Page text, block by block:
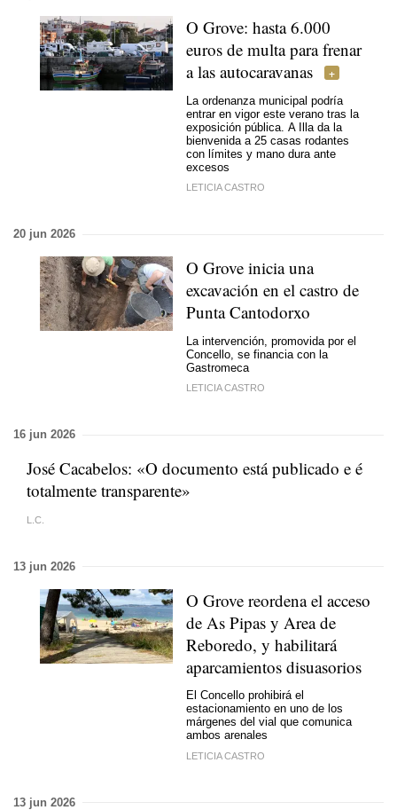
O Grove: hasta 6.000
euros de multa para frenar
a las autocaravanas
La ordenanza municipal podría
entrar en vigor este verano tras la
exposición pública. A Illa da la
bienvenida a 25 casas rodantes
con límites y mano dura ante
excesos
LETICIA CASTRO
20 jun 2026
O Grove inicia una
excavación en el castro de
Punta Cantodorxo
La intervención, promovida por el
Concello, se financia con la
Gastromeca
LETICIA CASTRO
16 jun 2026
José Cacabelos: «O documento está publicado e é
totalmente transparente»
L.C.
13 jun 2026
O Grove reordena el acceso
de As Pipas y Area de
Reboredo, y habilitará
aparcamientos disuasorios
El Concello prohibirá el
estacionamiento en uno de los
márgenes del vial que comunica
ambos arenales
LETICIA CASTRO
13 jun 2026